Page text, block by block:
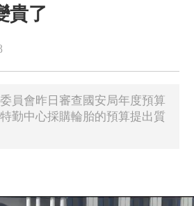
貴了
員會昨日審查國安局年度預算
勤中心採購輪胎的預算提出質